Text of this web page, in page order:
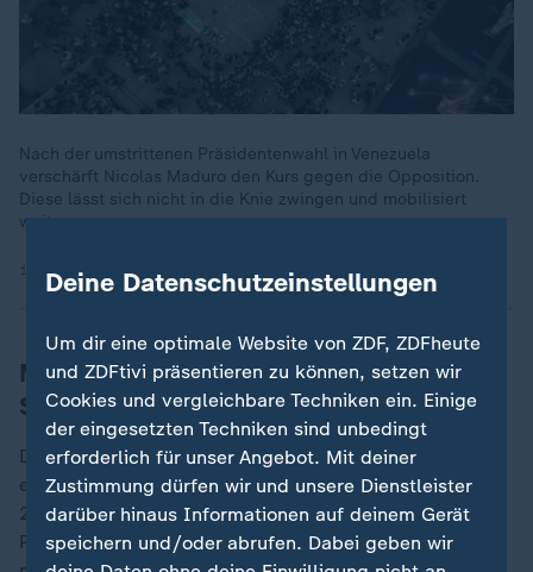
Nach der umstrittenen Präsidentenwahl in Venezuela
verschärft Nicolas Maduro den Kurs gegen die Opposition.
Diese lässt sich nicht in die Knie zwingen und mobilisiert
weiter.
10.08.2024 | 0:19 min
Mittelpunkt des Streits: Richtigkeit der
Stimmzettel
Die Regierung von US-PräsidentJoe Bidenhatte zuvor
erklärt, González habe bei der umstrittenen Wahl am
28. Juli die meisten Stimmen erhalten. Als offiziellen
Präsidenten erkannte sie ihn aber bisher nicht an. Die
Deine Datenschutzeinstellungen
Um dir eine optimale Website von ZDF, ZDFheute
und ZDFtivi präsentieren zu können, setzen wir
Cookies und vergleichbare Techniken ein. Einige
der eingesetzten Techniken sind unbedingt
erforderlich für unser Angebot. Mit deiner
Zustimmung dürfen wir und unsere Dienstleister
darüber hinaus Informationen auf deinem Gerät
speichern und/oder abrufen. Dabei geben wir